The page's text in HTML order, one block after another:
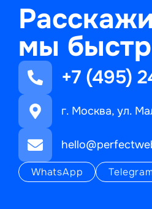
мы
+7 (495)
г. Москва, ул.
WhatsApp